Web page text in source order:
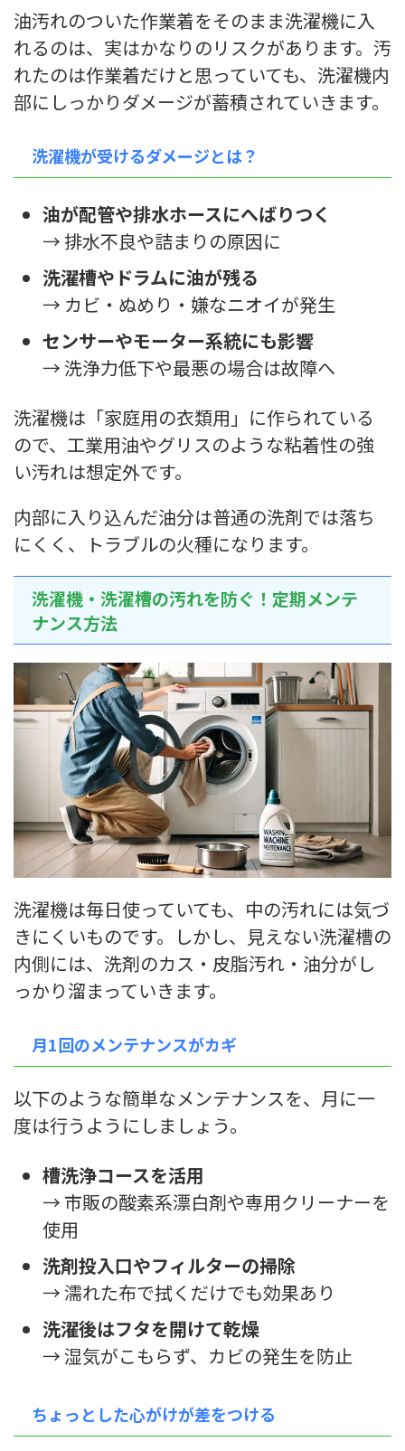
油汚れのついた作業着をそのまま洗濯機に入
れるのは、実はかなりのリスクがあります。汚
れたのは作業着だけと思っていても、洗濯機内
部にしっかりダメージが蓄積されていきます。
洗濯機が受けるダメージとは？
油が配管や排水ホースにへばりつく
→ 排水不良や詰まりの原因に
洗濯槽やドラムに油が残る
→ カビ・ぬめり・嫌なニオイが発生
センサーやモーター系統にも影響
→ 洗浄力低下や最悪の場合は故障へ
洗濯機は「家庭用の衣類用」に作られている
ので、工業用油やグリスのような粘着性の強
い汚れは想定外です。
内部に入り込んだ油分は普通の洗剤では落ち
にくく、トラブルの火種になります。
洗濯機・洗濯槽の汚れを防ぐ！定期メンテ
ナンス方法
洗濯機は毎日使っていても、中の汚れには気づ
きにくいものです。しかし、見えない洗濯槽の
内側には、洗剤のカス・皮脂汚れ・油分がし
っかり溜まっていきます。
月1回のメンテナンスがカギ
以下のような簡単なメンテナンスを、月に一
度は行うようにしましょう。
槽洗浄コースを活用
→ 市販の酸素系漂白剤や専用クリーナーを
使用
洗剤投入口やフィルターの掃除
→ 濡れた布で拭くだけでも効果あり
洗濯後はフタを開けて乾燥
→ 湿気がこもらず、カビの発生を防止
ちょっとした心がけが差をつける